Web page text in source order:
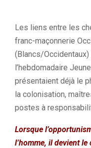
Les liens entre les
franc-maçonnerie
(Blancs/
l’hebdomadaire
présentaient déjà le
la colonisation,
postes à
Lorsque
l’homme, il devient